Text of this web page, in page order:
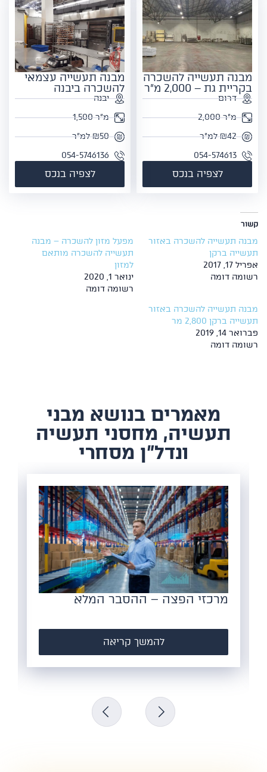
מבנה תעשייה להשכרה
בקריית גת – 2,000 מ"ר
דרום
מ"ר 2,000
₪42 למ"ר
054-574613
לצפיה בנכס
מבנה תעשייה עצמאי
להשכרה ביבנה
יבנה
מ"ר 1,500
₪50 למ"ר
054-5746136
לצפיה בנכס
קשור
מבנה תעשייה להשכרה באזור
תעשייה ברקן
אפריל 17, 2017
רשומה דומה
מפעל מזון להשכרה – מבנה
תעשייה להשכרה מותאם
למזון
ינואר 1, 2020
רשומה דומה
מבנה תעשייה להשכרה באזור
תעשייה ברקן 2,800 מר
פברואר 14, 2019
רשומה דומה
​מאמרים בנושא מבני
תעשיה, מחסני תעשיה
ונדל"ן מסחרי
הצורך במחסנים לוגיסטיים מודרניים
להמשך קריאה